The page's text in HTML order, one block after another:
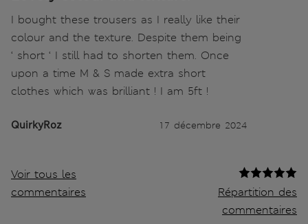
I bought these trousers as I really like their
colour and the texture. Despite them being
‘ short ‘ I still had to shorten them. Once
upon a time M & S made extra short
clothes which was brilliant ! I am 5ft !
QuirkyRoz 17 décembre 2024
Voir tous les
commentaires
Répartition des
commentaires